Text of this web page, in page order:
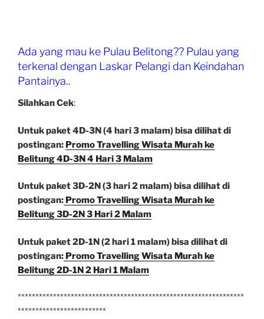
Ada yang mau ke Pulau Belitong?? Pulau yang
terkenal dengan Laskar Pelangi dan Keindahan
Pantainya..
Silahkan Cek:
Untuk paket 4D-3N (4 hari 3 malam) bisa dilihat di
postingan: Promo Travelling Wisata Murah ke
Belitung 4D-3N 4 Hari 3 Malam
Untuk paket 3D-2N (3 hari 2 malam) bisa dilihat di
postingan: Promo Travelling Wisata Murah ke
Belitung 3D-2N 3 Hari 2 Malam
Untuk paket 2D-1N (2 hari 1 malam) bisa dilihat di
postingan: Promo Travelling Wisata Murah ke
Belitung 2D-1N 2 Hari 1 Malam
****************************************************************
*************************